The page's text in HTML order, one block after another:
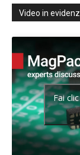
Video in
Fai